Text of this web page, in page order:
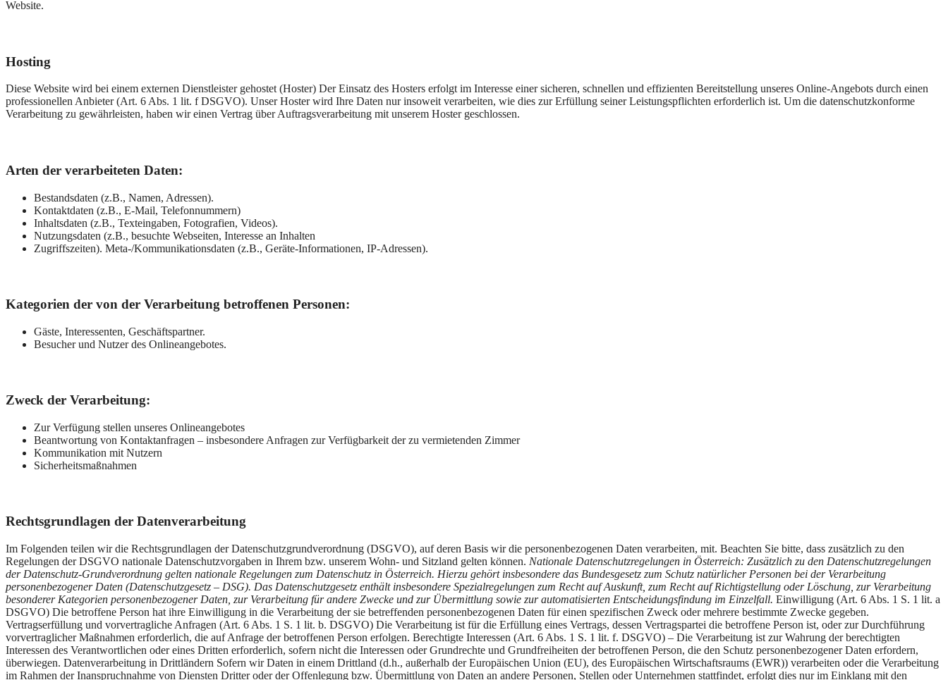
Website.
Hosting
Diese Website wird bei einem externen Dienstleister gehostet (Hoster) Der Einsatz des Hosters erfolgt im Interesse einer sicheren, schnellen und effizienten Bereitstellung unseres Online-Angebots durch einen
professionellen Anbieter (Art. 6 Abs. 1 lit. f DSGVO). Unser Hoster wird Ihre Daten nur insoweit verarbeiten, wie dies zur Erfüllung seiner Leistungspflichten erforderlich ist. Um die datenschutzkonforme
Verarbeitung zu gewährleisten, haben wir einen Vertrag über Auftragsverarbeitung mit unserem Hoster geschlossen.
Arten der verarbeiteten Daten:
Bestandsdaten (z.B., Namen, Adressen).
Kontaktdaten (z.B., E-Mail, Telefonnummern)
Inhaltsdaten (z.B., Texteingaben, Fotografien, Videos).
Nutzungsdaten (z.B., besuchte Webseiten, Interesse an Inhalten
Zugriffszeiten). Meta-/Kommunikationsdaten (z.B., Geräte-Informationen, IP-Adressen).
Kategorien der von der Verarbeitung betroffenen Personen:
Gäste, Interessenten, Geschäftspartner.
Besucher und Nutzer des Onlineangebotes.
Zweck der Verarbeitung:
Zur Verfügung stellen unseres Onlineangebotes
Beantwortung von Kontaktanfragen – insbesondere Anfragen zur Verfügbarkeit der zu vermietenden Zimmer
Kommunikation mit Nutzern
Sicherheitsmaßnahmen
Rechtsgrundlagen der Datenverarbeitung
Im Folgenden teilen wir die Rechtsgrundlagen der Datenschutzgrundverordnung (DSGVO), auf deren Basis wir die personenbezogenen Daten verarbeiten, mit. Beachten Sie bitte, dass zusätzlich zu den
Regelungen der DSGVO nationale Datenschutzvorgaben in Ihrem bzw. unserem Wohn- und Sitzland gelten können. Nationale Datenschutzregelungen in Österreich: Zusätzlich zu den Datenschutzregelungen
der Datenschutz-Grundverordnung gelten nationale Regelungen zum Datenschutz in Österreich. Hierzu gehört insbesondere das Bundesgesetz zum Schutz natürlicher Personen bei der Verarbeitung
personenbezogener Daten (Datenschutzgesetz – DSG). Das Datenschutzgesetz enthält insbesondere Spezialregelungen zum Recht auf Auskunft, zum Recht auf Richtigstellung oder Löschung, zur Verarbeitung
besonderer Kategorien personenbezogener Daten, zur Verarbeitung für andere Zwecke und zur Übermittlung sowie zur automatisierten Entscheidungsfindung im Einzelfall. Einwilligung (Art. 6 Abs. 1 S. 1 lit. a
DSGVO) Die betroffene Person hat ihre Einwilligung in die Verarbeitung der sie betreffenden personenbezogenen Daten für einen spezifischen Zweck oder mehrere bestimmte Zwecke gegeben.
Vertragserfüllung und vorvertragliche Anfragen (Art. 6 Abs. 1 S. 1 lit. b. DSGVO) Die Verarbeitung ist für die Erfüllung eines Vertrags, dessen Vertragspartei die betroffene Person ist, oder zur Durchführung
vorvertraglicher Maßnahmen erforderlich, die auf Anfrage der betroffenen Person erfolgen. Berechtigte Interessen (Art. 6 Abs. 1 S. 1 lit. f. DSGVO) – Die Verarbeitung ist zur Wahrung der berechtigten
Interessen des Verantwortlichen oder eines Dritten erforderlich, sofern nicht die Interessen oder Grundrechte und Grundfreiheiten der betroffenen Person, die den Schutz personenbezogener Daten erfordern,
überwiegen. Datenverarbeitung in Drittländern Sofern wir Daten in einem Drittland (d.h., außerhalb der Europäischen Union (EU), des Europäischen Wirtschaftsraums (EWR)) verarbeiten oder die Verarbeitung
im Rahmen der Inanspruchnahme von Diensten Dritter oder der Offenlegung bzw. Übermittlung von Daten an andere Personen, Stellen oder Unternehmen stattfindet, erfolgt dies nur im Einklang mit den